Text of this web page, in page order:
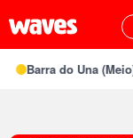
Barra do Una (Meio)